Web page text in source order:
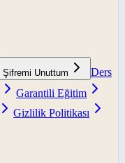
Şifremi Unuttum
Ders
Garantili Eğitim
Gizlilik Politikası